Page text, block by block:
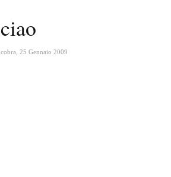
ciao
cobra 25 Gennaio 2009